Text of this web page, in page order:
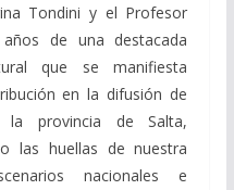
Tondini y el Profesor
de una destacada
que se manifiesta
en la difusión de
la provincia de Salta,
las huellas de nuestra
nacionales e